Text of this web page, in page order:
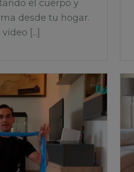
el cuerpo y
desde tu hogar.
[...]